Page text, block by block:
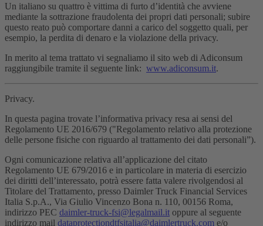
Un italiano su quattro è vittima di furto d’identità che avviene
mediante la sottrazione fraudolenta dei propri dati personali; subire
questo reato può comportare danni a carico del soggetto quali, per
esempio, la perdita di denaro e la violazione della privacy.
In merito al tema trattato vi segnaliamo il sito web di Adiconsum
raggiungibile tramite il seguente link: www.adiconsum.it.
Privacy.
In questa pagina trovate l’informativa privacy resa ai sensi del
Regolamento UE 2016/679 ("Regolamento relativo alla protezione
delle persone fisiche con riguardo al trattamento dei dati personali”).
Ogni comunicazione relativa all’applicazione del citato
Regolamento UE 679/2016 e in particolare in materia di esercizio
dei diritti dell’interessato, potrà essere fatta valere rivolgendosi al
Titolare del Trattamento, presso Daimler Truck Financial Services
Italia S.p.A., Via Giulio Vincenzo Bona n. 110, 00156 Roma,
indirizzo PEC daimler-truck-fsi@legalmail.it oppure al seguente
indirizzo mail dataprotectiondtfsitalia@daimlertruck.com e/o